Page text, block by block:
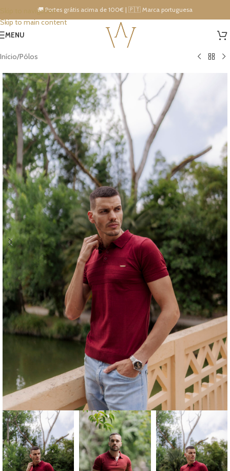
Skip to navigation
Skip to main content
🚚 Portes grátis acima de 100€ | 🇵🇹 Marca portuguesa
MENU
Início/Pólos
15% DESCONTO IMEDIATO NA PRÓXIMA COMPRA!